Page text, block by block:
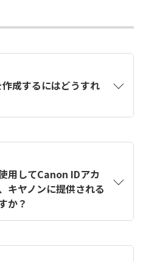
成するにはどうすれ
は【カメラ】Canon IDとは
の作成方法は？をご確認く
用してCanon IDアカ
キヤノンに提供される
か？